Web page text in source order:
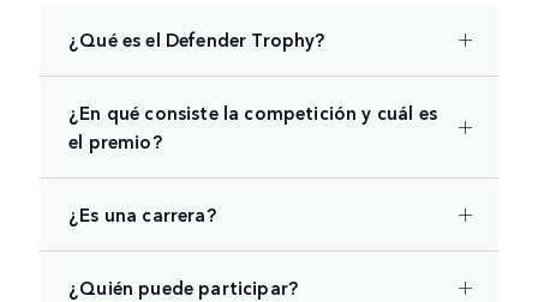
¿Qué es el Defender Trophy?
¿En qué consiste la competición y cuál es
el premio?
¿Es una carrera?
¿Quién puede participar?